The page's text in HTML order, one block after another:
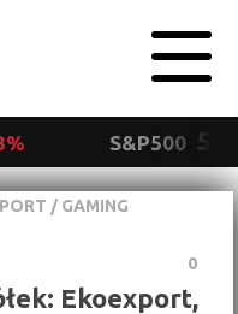
S&P500
/ GAMING
0
Ekoexport,
Polityka